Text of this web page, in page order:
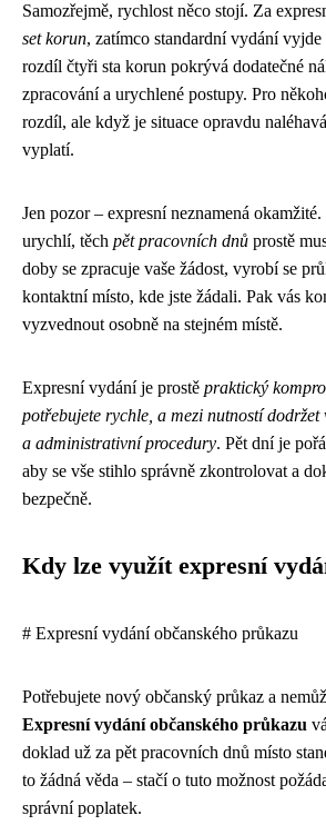
Samozřejmě, rychlost něco stojí. Za
set korun, zatímco standardní vydání vyjde
rozdíl čtyři sta korun pokrývá dodatečné
zpracování a urychlené postupy. Pro
rozdíl, ale když je situace opravdu
vyplatí.
Jen pozor – expresní neznamená
urychlí, těch pět pracovních dnů prostě
doby se zpracuje vaše žádost, vyrobí se
kontaktní místo, kde jste žádali. Pak vás
vyzvednout osobně na stejném místě.
Expresní vydání je prostě praktický
potřebujete rychle, a mezi nutností dodržet
a administrativní procedury. Pět dní je
aby se vše stihlo správně zkontrolovat a
bezpečně.
Kdy lze využít expresní
# Expresní vydání občanského průkazu
Potřebujete nový občanský průkaz a
Expresní vydání občanského průkazu
doklad už za pět pracovních dnů místo
to žádná věda – stačí o tuto možnost
správní poplatek.